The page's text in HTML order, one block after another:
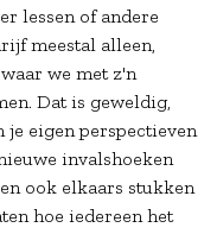
lessen of andere
meestal alleen,
we met z'n
Dat is geweldig,
je eigen perspectieven
invalshoeken
ook elkaars stukken
hoe iedereen het